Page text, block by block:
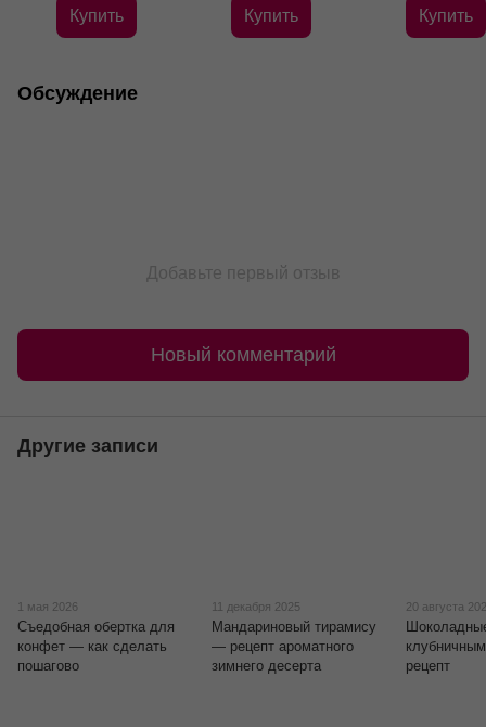
Купить Купить Купить
Обсуждение
Добавьте первый отзыв
Новый комментарий
Другие записи
1 мая 2026
Съедобная обертка для
конфет — как сделать
пошагово
11 декабря 2025
Мандариновый тирамису
— рецепт ароматного
зимнего десерта
20 августа
рецепт